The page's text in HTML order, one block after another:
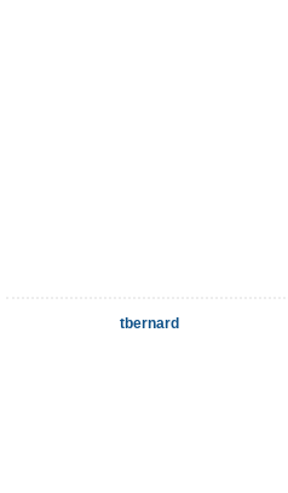
tbernard